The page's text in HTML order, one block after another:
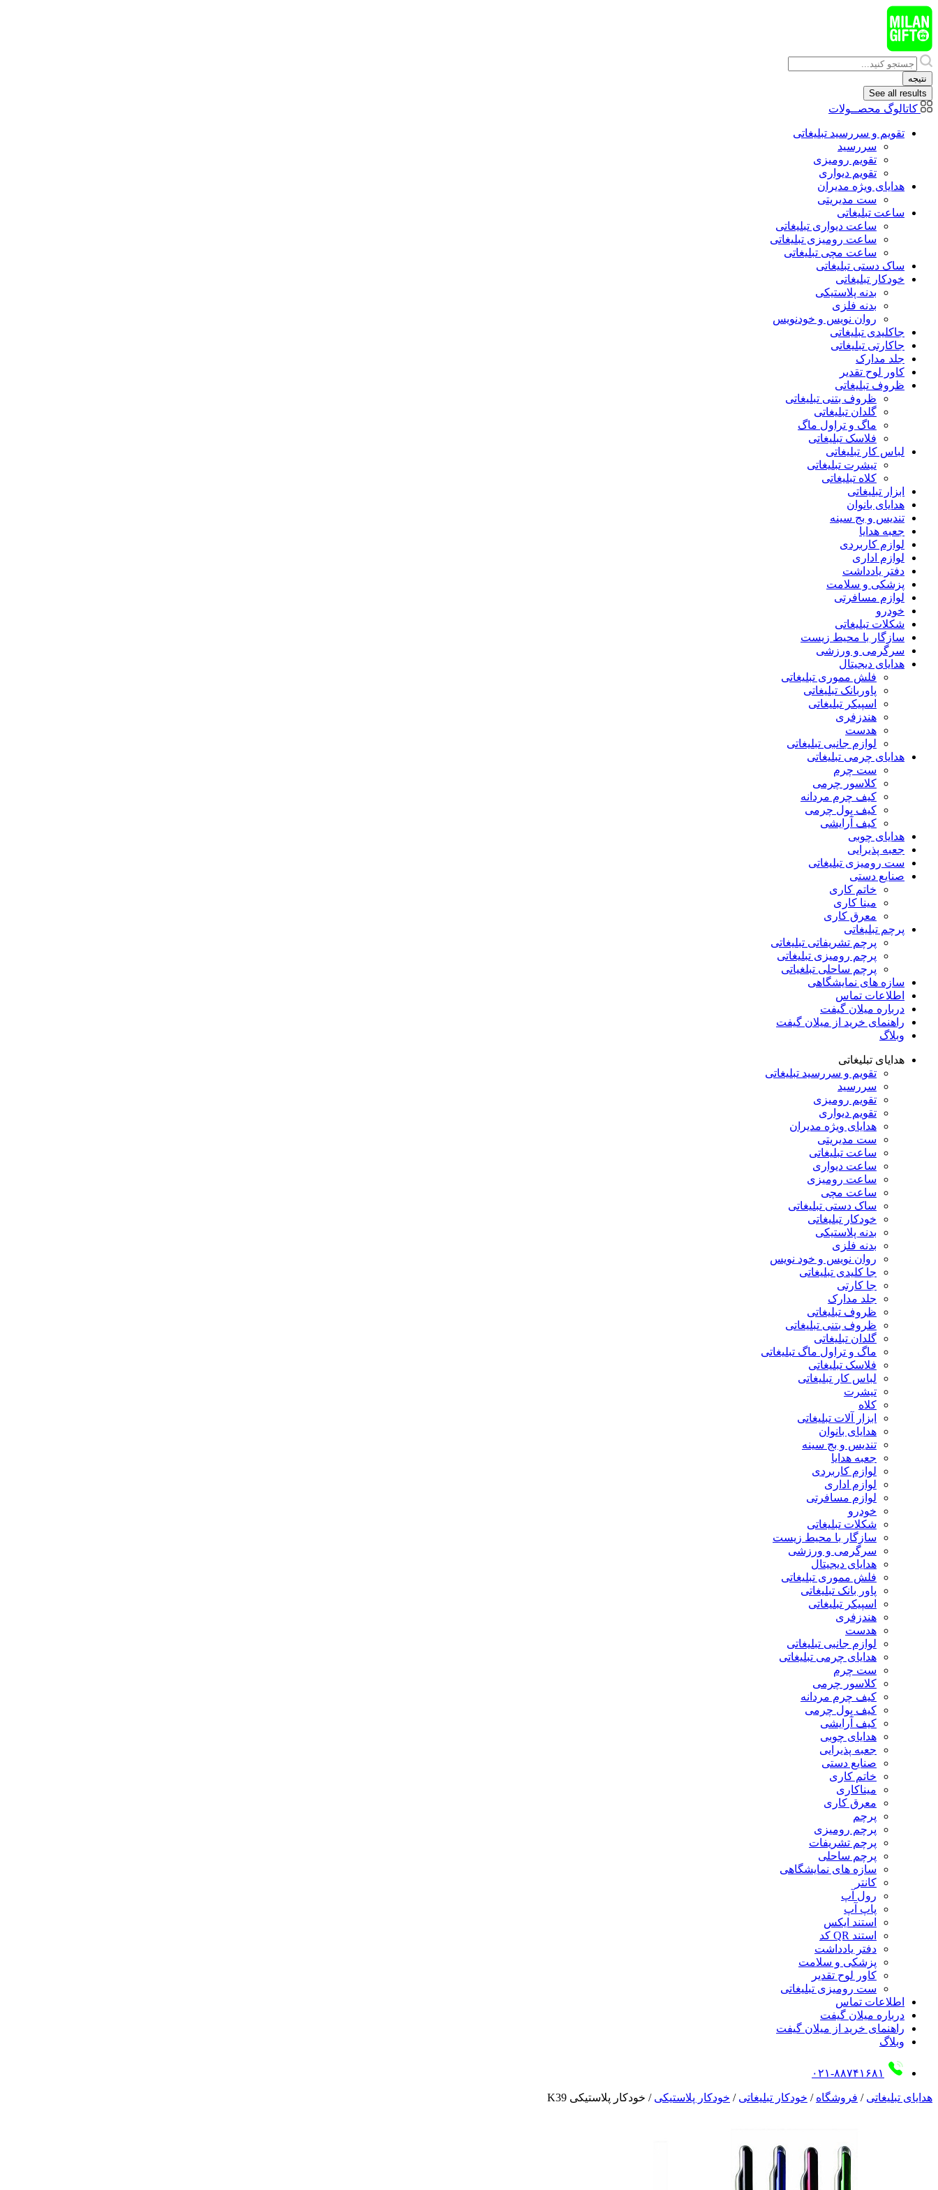
پرش
به
محتوا
Search
...
نتیجه
See all results
کاتالوگ محصــولات
تقویم و سررسید تبلیغاتی
سررسید
تقویم رومیزی
تقویم دیواری
هدایای ويژه مدیران
ست مدیریتی
ساعت تبلیغاتی
ساعت دیواری تبلیغاتی
ساعت رومیزی تبلیغاتی
ساعت مچی تبلیغاتی
ساک دستی تبلیغاتی
خودکار تبلیغاتی
بدنه پلاستیکی
بدنه فلزی
روان نویس و خودنویس
جاکلیدی تبلیغاتی
جاکارتی تبلیغاتی
جلد مدارک
کاور لوح تقدیر
ظروف تبلیغاتی
ظروف بتنی تبلیغاتی
گلدان تبلیغاتی
ماگ و تراول ماگ
فلاسک تبلیغاتی
لباس کار تبلیغاتی
تیشرت تبلیغاتی
کلاه تبلیغاتی
ابزار تبلیغاتی
هدایای بانوان
تندیس و بج سینه
جعبه هدایا
لوازم کاربردی
لوازم اداری
دفتر یادداشت
پزشکی و سلامت
لوازم مسافرتی
خودرو
شکلات تبلیغاتی
سازگار با محیط زیست
سرگرمی و ورزشی
هدایای دیجیتال
فلش مموری تبلیغاتی
پاوربانک تبلیغاتی
اسپیکر تبلیغاتی
هندزفری
هدست
لوازم جانبی تبلیغاتی
هدایای چرمی تبلیغاتی
ست چرم
کلاسور چرمی
کیف چرم مردانه
کیف پول چرمی
کیف آرایشی
هدایای چوبی
جعبه پذیرایی
ست رومیزی تبلیغاتی
صنایع دستی
خاتم کاری
مینا کاری
معرق کاری
پرچم تبلیغاتی
پرچم تشریفاتی تبلیغاتی
پرچم رومیزی تبلیغاتی
پرچم ساحلی تبلغیاتی
سازه های نمایشگاهی
اطلاعات تماس
درباره میلان گیفت
راهنمای خرید از میلان گیفت
وبلاگ
هدایای تبلیغاتی
تقویم و سررسید تبلیغاتی
سررسید
تقویم رومیزی
تقویم دیواری
هدایای ویژه مدیران
ست مدیریتی
ساعت تبلیغاتی
ساعت دیواری
ساعت رومیزی
ساعت مچی
ساک دستی تبلیغاتی
خودکار تبلیغاتی
بدنه پلاستیکی
بدنه فلزی
روان نویس و خود نویس
جا کلیدی تبلیغاتی
جا کارتی
جلد مدارک
ظروف تبلیغاتی
ظروف بتنی تبلیغاتی
گلدان تبلیغاتی
ماگ و تراول ماگ تبلیغاتی
فلاسک تبلیغاتی
لباس کار تبلیغاتی
تیشرت
کلاه
ابزار آلات تبلیغاتی
هدایای بانوان
تندیس و بج سینه
جعبه هدایا
لوازم کاربردی
لوازم اداری
لوازم مسافرتی
خودرو
شکلات تبلیغاتی
سازگار با محیط زیست
سرگرمی و ورزشی
هدایای دیجیتال
فلش مموری تبلیغاتی
پاور بانک تبلیغاتی
اسپیکر تبلیغاتی
هندزفری
هدست
لوازم جانبی تبلیغاتی
هدایای چرمی تبلیغاتی
ست چرم
کلاسور چرمی
کیف چرم مردانه
کیف پول چرمی
کیف آرایشی
هدایای چوبی
جعبه پذیرایی
صنایع دستی
خاتم کاری
میناکاری
معرق کاری
پرچم
پرچم رومیزی
پرچم تشریفات
پرچم ساحلی
سازه های نمایشگاهی
کانتر
رول آپ
پاپ آپ
استند ایکس
استند QR کد
دفتر یادداشت
پزشکی و سلامت
کاور لوح تقدیر
ست رومیزی تبلیغاتی
اطلاعات تماس
درباره میلان گیفت
راهنمای خرید از میلان گیفت
وبلاگ
۰۲۱-۸۸۷۴۱۶۸۱
هدایای تبلیغاتی / فروشگاه / خودکار تبلیغاتی / خودکار پلاستیکی / خودکار پلاستیکی K39